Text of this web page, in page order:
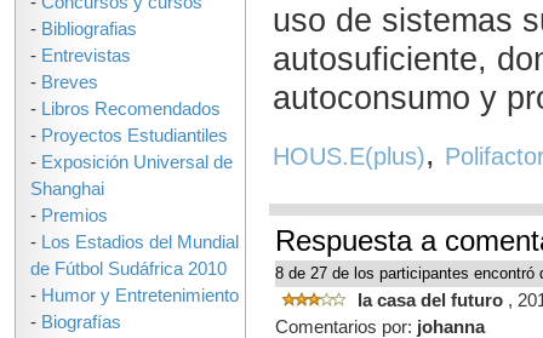
uso de sistemas
autosuficiente,
autoconsumo y
HOUS.E(plus),
Respuesta a
8 de 27 de los participantes
la casa del futuro ,
Comentarios por: johanna
- Bibliografias
- Entrevistas
- Breves
- Libros Recomendados
- Proyectos Estudiantiles
- Exposición Universal de
Shanghai
- Premios
- Los Estadios del Mundial
de Fútbol Sudáfrica 2010
- Humor y Entretenimiento
- Biografías